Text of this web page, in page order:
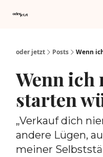
oder jetzt Posts Wenn
Wenn ich
starten
„Verkauf dich
andere Lügen,
meiner